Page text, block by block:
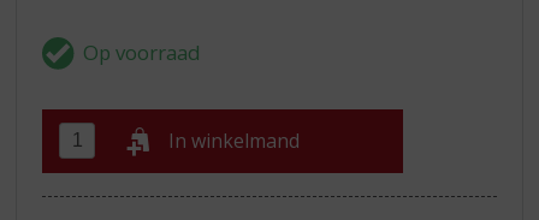
In winkelmand